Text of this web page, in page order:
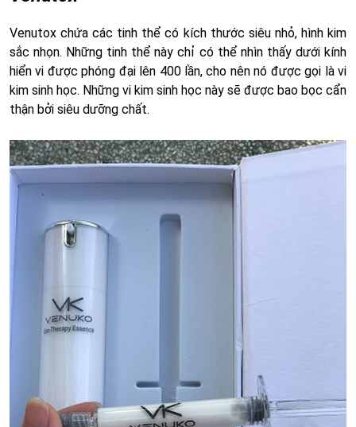
Venutox chứa các tinh thể có kích thước siêu nhỏ, hình kim
sắc nhọn. Những tinh thể này chỉ có thể nhìn thấy dưới kính
hiển vi được phóng đại lên 400 lần, cho nên nó được gọi là vi
kim sinh học. Những vi kim sinh học này sẽ được bao bọc cẩn
thận bởi siêu dưỡng chất.